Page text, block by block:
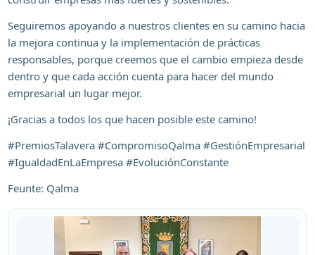
Seguiremos apoyando a nuestros clientes en su camino hacia
la mejora continua y la implementación de prácticas
responsables, porque creemos que el cambio empieza desde
dentro y que cada acción cuenta para hacer del mundo
empresarial un lugar mejor.
¡Gracias a todos los que hacen posible este camino!
#PremiosTalavera #CompromisoQalma #GestiónEmpresarial
#IgualdadEnLaEmpresa #EvoluciónConstante
Feunte: Qalma